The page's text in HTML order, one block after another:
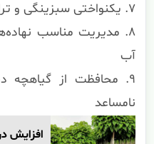
۷. یکنواختی سبزینگی و تراکم مزرعه
۸. مدیریت مناسب
آب
۹. محافظت از گیاهچه
نامساعد
افزایش